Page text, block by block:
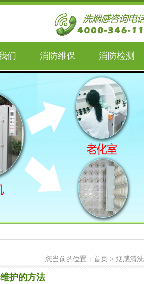
们 消防维保 消防检测
您当前的位置： 首页 > 烟感清洗
护的方法